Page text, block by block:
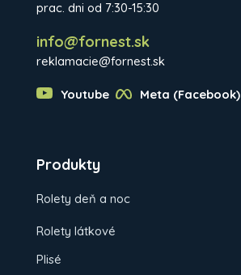
prac. dni od 7:30-15:30
info@fornest.sk
reklamacie@fornest.sk
Youtube Meta (Facebook)
Produkty
Rolety deň a noc
Rolety látkové
Plisé